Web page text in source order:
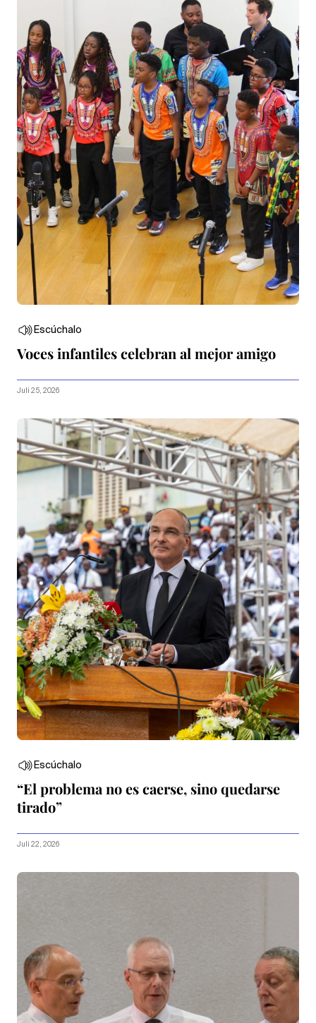
Escúchalo
Voces infantiles celebran al mejor amigo
Juli 25, 2026
Escúchalo
“El problema no es caerse, sino quedarse
tirado”
Juli 22, 2026